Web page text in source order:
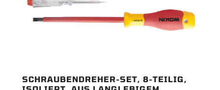
SCHRAUBENDREHER-SET, 8-TEILIG,